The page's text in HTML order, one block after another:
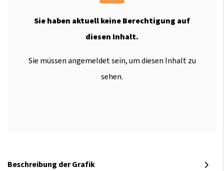
Sie haben aktuell keine Berechtigung auf
diesen Inhalt.
Sie müssen angemeldet sein, um diesen Inhalt zu
sehen.
Beschreibung der Grafik